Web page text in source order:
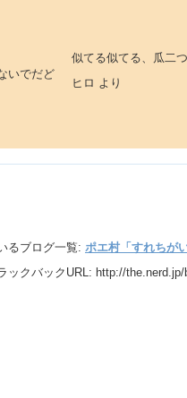
いでだど
似てる似てる、瓜二つ
ヒロ より
るブログ一覧: ポエ村「すれちが
ックバックURL: http://